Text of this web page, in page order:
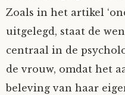
Zoals in het artikel
uitgelegd, staat de
centraal in de
de vrouw, omdat het
beleving van haar